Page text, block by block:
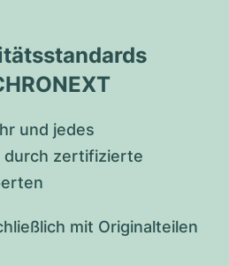
und jedes
durch zertifizierte
mit Originalteilen